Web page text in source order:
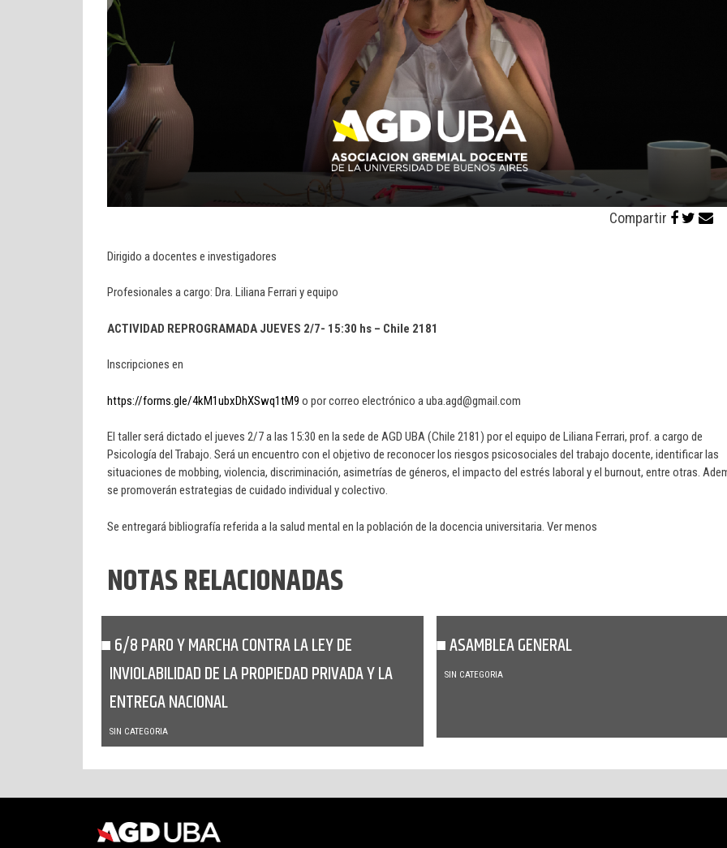
Compartir
Dirigido a docentes e investigadores
Profesionales a cargo: Dra. Liliana Ferrari y equipo
ACTIVIDAD REPROGRAMADA JUEVES 2/7- 15:30 hs – Chile 2181
Inscripciones en
https://forms.gle/4kM1ubxDhXSwq1tM9 o por correo electrónico a uba.agd@gmail.com
El taller será dictado el jueves 2/7 a las 15:30 en la sede de AGD UBA (Chile 2181) por el equipo de Liliana Ferrari, prof. a cargo de
Psicología del Trabajo. Será un encuentro con el objetivo de reconocer los riesgos psicosociales del trabajo docente, identificar las
situaciones de mobbing, violencia, discriminación, asimetrías de géneros, el impacto del estrés laboral y el burnout, entre otras.
se promoverán estrategias de cuidado individual y colectivo.
Se entregará bibliografía referida a la salud mental en la población de la docencia universitaria. Ver menos
NOTAS RELACIONADAS
6/8 PARO Y MARCHA CONTRA LA LEY DE
INVIOLABILIDAD DE LA PROPIEDAD PRIVADA Y LA
ENTREGA NACIONAL
SIN CATEGORIA
ASAMBLEA GENERAL
SIN CATEGORIA